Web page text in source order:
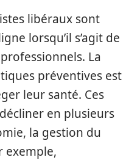
libéraux sont
lorsqu’il s’agit de
La
préventives est
leur santé. Ces
en plusieurs
la gestion du
exemple,